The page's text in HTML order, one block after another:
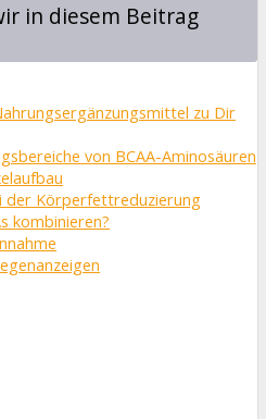
in diesem Beitrag
zu Dir
von BCAA-Aminosäuren
der Körperfettreduzierung
kombinieren?